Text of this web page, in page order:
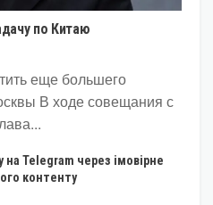
по Китаю
еще большего
В ходе совещания с
на Telegram через імовірне
контенту